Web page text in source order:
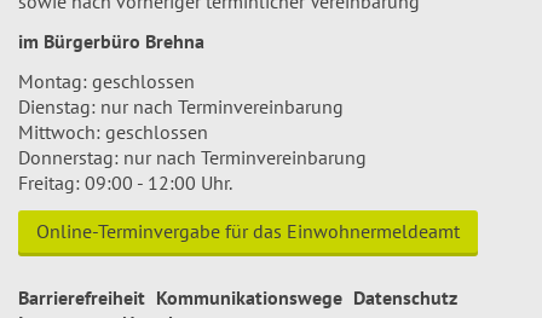
im Bürgerbüro Brehna
Montag: geschlossen
Dienstag: nur nach Terminvereinbarung
Mittwoch: geschlossen
Donnerstag: nur nach Terminvereinbarung
Freitag: 09:00 - 12:00 Uhr.
Online-Terminvergabe für das Einwohnermeldeamt
Barrierefreiheit Kommunikationswege Datenschutz